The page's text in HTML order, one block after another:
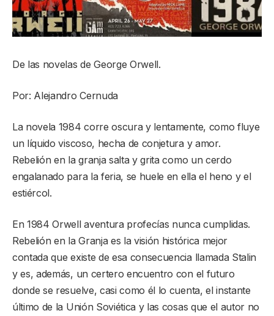
De las novelas de George Orwell.
Por: Alejandro Cernuda
La novela 1984 corre oscura y lentamente, como fluye
un líquido viscoso, hecha de conjetura y amor.
Rebelión en la granja salta y grita como un cerdo
engalanado para la feria, se huele en ella el heno y el
estiércol.
En 1984 Orwell aventura profecías nunca cumplidas.
Rebelión en la Granja es la visión histórica mejor
contada que existe de esa consecuencia llamada Stalin
y es, además, un certero encuentro con el futuro
donde se resuelve, casi como él lo cuenta, el instante
último de la Unión Soviética y las cosas que el autor no